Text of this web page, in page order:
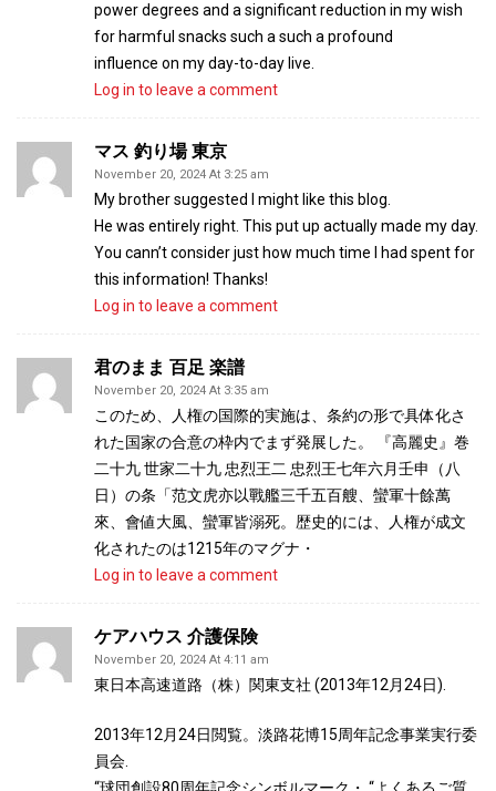
power degrees and a significant reduction in my wish
for harmful snacks such a such a profound
influence on my day-to-day live.
Log in to leave a comment
マス 釣り場 東京
November 20, 2024 At 3:25 am
My brother suggested I might like this blog.
He was entirely right. This put up actually made my day.
You cann’t consider just how much time I had spent for
this information! Thanks!
Log in to leave a comment
君のまま 百足 楽譜
November 20, 2024 At 3:35 am
このため、人権の国際的実施は、条約の形で具体化さ
れた国家の合意の枠内でまず発展した。 『高麗史』巻
二十九 世家二十九 忠烈王二 忠烈王七年六月壬申（八
日）の条「范文虎亦以戰艦三千五百艘、蠻軍十餘萬
來、會値大風、蠻軍皆溺死。歴史的には、人権が成文
化されたのは1215年のマグナ・
Log in to leave a comment
ケアハウス 介護保険
November 20, 2024 At 4:11 am
東日本高速道路（株）関東支社 (2013年12月24日).
2013年12月24日閲覧。淡路花博15周年記念事業実行委
員会.